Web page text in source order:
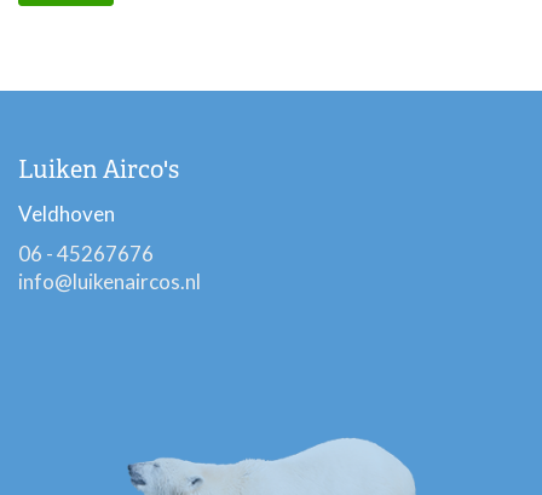
Luiken Airco's
Veldhoven
06 - 45267676
info@luikenaircos.nl